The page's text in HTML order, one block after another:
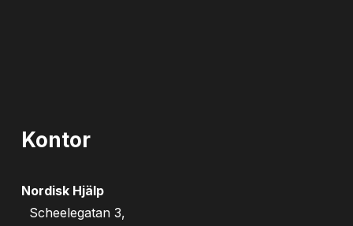
Kontor
Nordisk Hjälp
Scheelegatan 3,